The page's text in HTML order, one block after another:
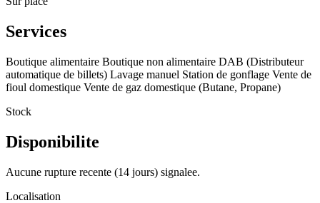
Services
Boutique alimentaire Boutique non alimentaire DAB (Distributeur
automatique de billets) Lavage manuel Station de gonflage Vente de
fioul domestique Vente de gaz domestique (Butane, Propane)
Stock
Disponibilite
Aucune rupture recente (14 jours) signalee.
Localisation